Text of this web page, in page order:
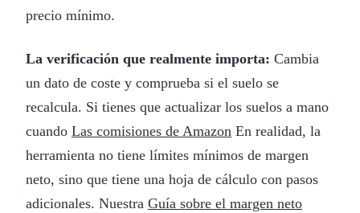
precio mínimo.
La verificación que realmente importa: Cambia
un dato de coste y comprueba si el suelo se
recalcula. Si tienes que actualizar los suelos a mano
cuando Las comisiones de Amazon En realidad, la
herramienta no tiene límites mínimos de margen
neto, sino que tiene una hoja de cálculo con pasos
adicionales. Nuestra Guía sobre el margen neto